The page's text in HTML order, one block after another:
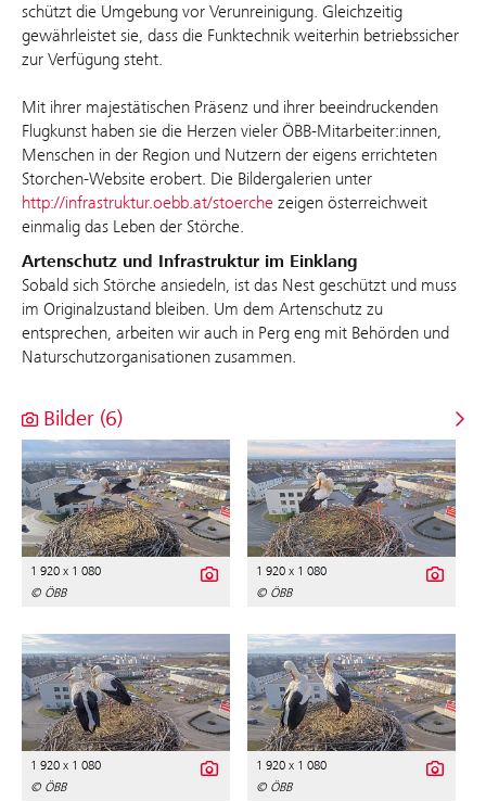
schützt die Umgebung vor Verunreinigung. Gleichzeitig
gewährleistet sie, dass die Funktechnik weiterhin betriebssicher
zur Verfügung steht.
Mit ihrer majestätischen Präsenz und ihrer beeindruckenden
Flugkunst haben sie die Herzen vieler ÖBB-Mitarbeiter:innen,
Menschen in der Region und Nutzern der eigens errichteten
Storchen-Website erobert. Die Bildergalerien unter
http://infrastruktur.oebb.at/stoerche zeigen österreichweit
einmalig das Leben der Störche.
Artenschutz und Infrastruktur im Einklang
Sobald sich Störche ansiedeln, ist das Nest geschützt und muss
im Originalzustand bleiben. Um dem Artenschutz zu
entsprechen, arbeiten wir auch in Perg eng mit Behörden und
Naturschutzorganisationen zusammen.
Bilder (6)
1 920 x 1 080
© ÖBB
1 920 x 1 080
© ÖBB
1 920 x 1 080
© ÖBB
1 920 x 1 080
© ÖBB